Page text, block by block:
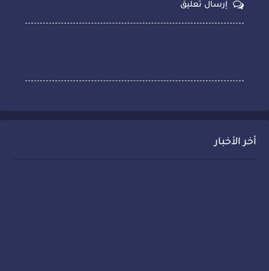
إرسال تعليق
أخر الأخبار